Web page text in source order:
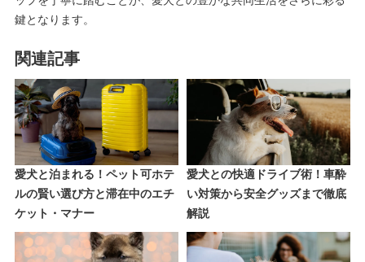
鍵となります。
関連記事
愛犬と泊まれる！ペット可ホテ
ルの賢い選び方と滞在中のエチ
ケット・マナー
愛犬との快適ドライブ術！車酔
い対策から安全グッズまで徹底
解説